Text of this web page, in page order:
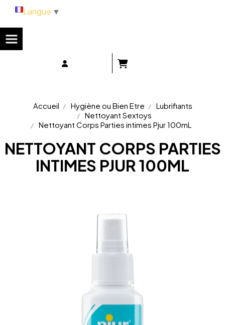
Accueil Hygiène ou Bien Etre
Lubrifiants
Nettoyant Sextoys
Nettoyant Corps Parties intimes Pjur 100mL
NETTOYANT CORPS PARTIES
INTIMES PJUR 100ML
Langue ▼